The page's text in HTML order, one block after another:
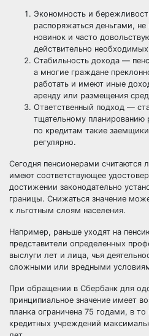
Экономность и
распоряжаться деньгами,
новинок и часто
действительно
Стабильность дохода —
а многие граждане
работать и имеют иные
аренду или размещения
Ответственный подход —
тщательному планированию
по кредитам такие
регулярно.
Сегодня пенсионерами считаются
имеют соответствующее
достижении законодательно
границы. Снижаться значение
к льготным слоям населения.
Например, раньше уходят на
представители определенных
выслуги лет и лица, чья
сложными или вредными
При обращении в Сбербанк для
принципиальное значение имеет
планка ограничена 75 годами, в
кредитных учреждений